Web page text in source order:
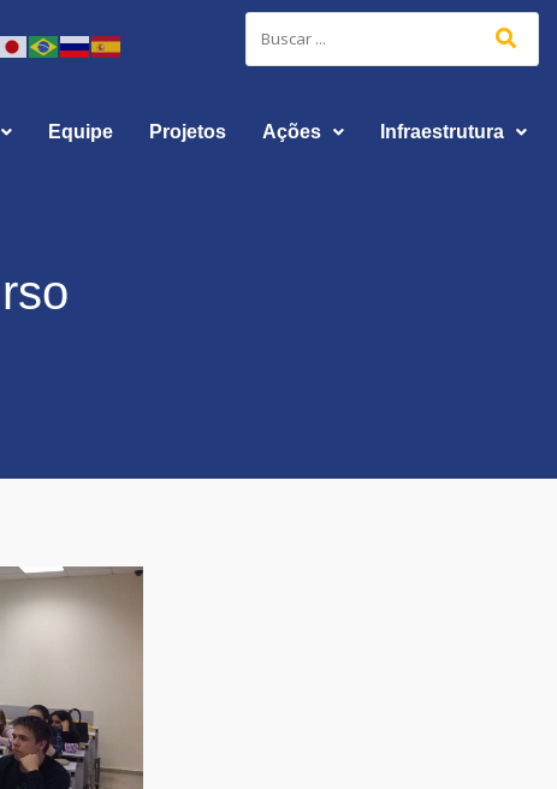
Equipe Projetos Ações Infraestrutura